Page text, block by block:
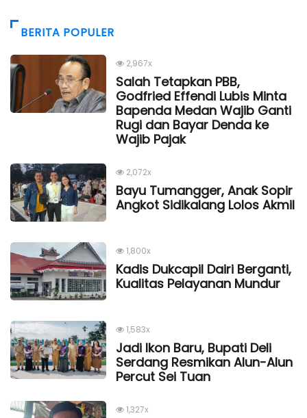
BERITA POPULER
2,967x
Salah Tetapkan PBB,
Godfried Effendi Lubis Minta
Bapenda Medan Wajib Ganti
Rugi dan Bayar Denda ke
Wajib Pajak
2,072x
Bayu Tumangger, Anak Sopir
Angkot Sidikalang Lolos Akmil
1,800x
Kadis Dukcapil Dairi Berganti,
Kualitas Pelayanan Mundur
1,583x
Jadi Ikon Baru, Bupati Deli
Serdang Resmikan Alun-Alun
Percut Sei Tuan
1,327x